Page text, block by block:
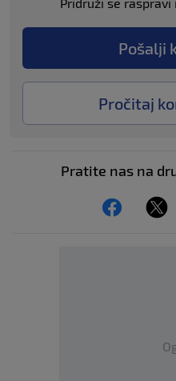
Pridruži se
Pošalji
Pročitaj
Pratite nas na